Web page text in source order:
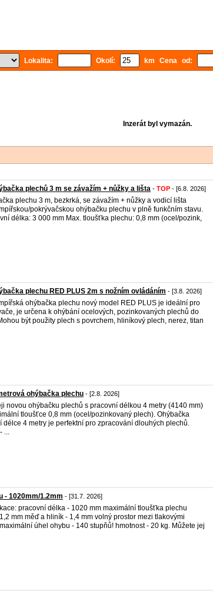
Lokalita: Okolí: km Cena od:
Inzerát byl vymazán.
plechů 3 m se závažím + nůžky a lišta - TOP - [6.8. 2026]
plechu 3 m, bezkrká, se závažím + nůžky a vodicí lišta
pokrývačskou ohýbačku plechu v plně funkčním stavu.
délka: 3 000 mm Max. tloušťka plechu: 0,8 mm (ocel/pozink,
plechu RED PLUS 2m s nožním ovládáním - [3.8. 2026]
ohýbačka plechu nový model RED PLUS je ideální pro
je určena k ohýbání ocelových, pozinkovaných plechů do
být použity plech s povrchem, hliníkový plech, nerez, titan
ohýbačka plechu - [2.8. 2026]
novou ohýbačku plechů s pracovní délkou 4 metry (4140 mm)
tloušťce 0,8 mm (ocel/pozinkovaný plech). Ohýbačka
délce 4 metry je perfektní pro zpracování dlouhých plechů.
...
- 1020mm/1.2mm - [31.7. 2026]
pracovní délka - 1020 mm maximální tloušťka plechu
mm měď a hliník - 1,4 mm volný prostor mezi tlakovými
úhel ohybu - 140 stupňů! hmotnost - 20 kg. Můžete jej